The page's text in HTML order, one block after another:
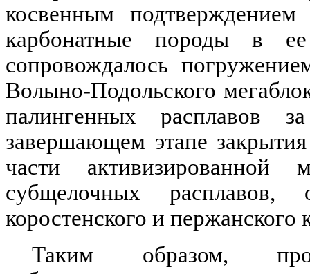
косвенным подтверждением
карбонатные породы в
сопровождалось
Волыно-Подольского
палингенных расплавов
завершающем этапе
части
субщелочных расплавов,
коростенского и пержанского
Таким образом,